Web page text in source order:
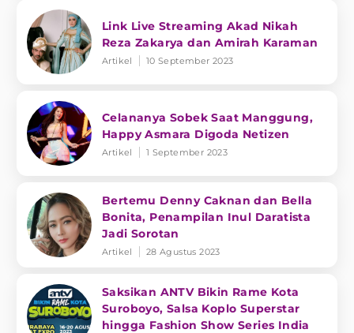
Link Live Streaming Akad Nikah
Reza Zakarya dan Amirah Karaman
Artikel 10 September 2023
Celananya Sobek Saat Manggung,
Happy Asmara Digoda Netizen
Artikel 1 September 2023
Bertemu Denny Caknan dan Bella
Bonita, Penampilan Inul Daratista
Jadi Sorotan
Artikel 28 Agustus 2023
Saksikan ANTV Bikin Rame Kota
Suroboyo, Salsa Koplo Superstar
hingga Fashion Show Series India